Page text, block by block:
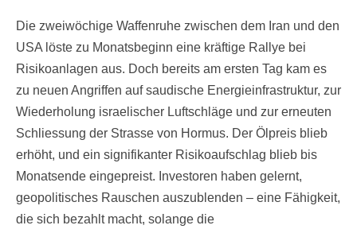
Die zweiwöchige Waffenruhe zwischen dem Iran und den
USA löste zu Monatsbeginn eine kräftige Rallye bei
Risikoanlagen aus. Doch bereits am ersten Tag kam es
zu neuen Angriffen auf saudische Energieinfrastruktur, zur
Wiederholung israelischer Luftschläge und zur erneuten
Schliessung der Strasse von Hormus. Der Ölpreis blieb
erhöht, und ein signifikanter Risikoaufschlag blieb bis
Monatsende eingepreist. Investoren haben gelernt,
geopolitisches Rauschen auszublenden – eine Fähigkeit,
die sich bezahlt macht, solange die